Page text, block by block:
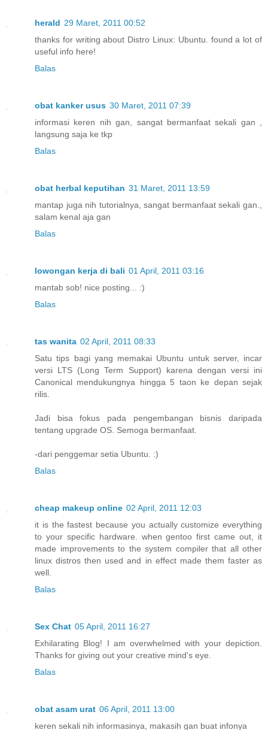
herald 29 Maret, 2011 00:52
thanks for writing about Distro Linux: Ubuntu. found a lot of
useful info here!
Balas
obat kanker usus 30 Maret, 2011 07:39
informasi keren nih gan, sangat bermanfaat sekali gan ,
langsung saja ke tkp
Balas
obat herbal keputihan 31 Maret, 2011 13:59
mantap juga nih tutorialnya, sangat bermanfaat sekali gan.,
salam kenal aja gan
Balas
lowongan kerja di bali 01 April, 2011 03:16
mantab sob! nice posting... :)
Balas
tas wanita 02 April, 2011 08:33
Satu tips bagi yang memakai Ubuntu untuk server, incar
versi LTS (Long Term Support) karena dengan versi ini
Canonical mendukungnya hingga 5 taon ke depan sejak
rilis.
Jadi bisa fokus pada pengembangan bisnis daripada
tentang upgrade OS. Semoga bermanfaat.
-dari penggemar setia Ubuntu. :)
Balas
cheap makeup online 02 April, 2011 12:03
it is the fastest because you actually customize everything
to your specific hardware. when gentoo first came out, it
made improvements to the system compiler that all other
linux distros then used and in effect made them faster as
well.
Balas
Sex Chat 05 April, 2011 16:27
Exhilarating Blog! I am overwhelmed with your depiction.
Thanks for giving out your creative mind's eye.
Balas
obat asam urat 06 April, 2011 13:00
keren sekali nih informasinya, makasih gan buat infonya